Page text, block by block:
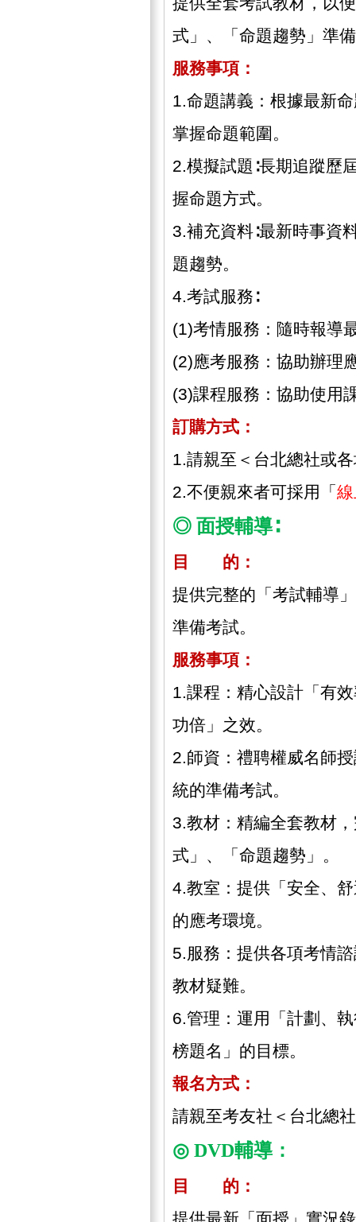
式」、「命題趨勢」準
服務事項：
1.命題講義：根據最新
掌握命題範圍。
2.模擬試題∶長期追蹤歷
握命題方式。
3.補充資料∶最新時事資
題趨勢。
4.考試服務∶
(1)考情服務：隨時報導
(2)應考服務：協助辦理
(3)課程服務：協助使
訂購方式：
1.請親至＜台北總社或
2.不便親來者可採用「
◎ 面授輔導∶
目 的：
提供完整的「考試輔導
準備考試。
服務事項：
1.課程：精心設計「有
功倍」之效。
2.師資：禮聘權威名師
統的準備考試。
3.教材：精編全套教材
式」、「命題趨勢」。
4.教室：提供「安全、
的應考環境。
5.服務：提供各項考情
教材疑難。
6.管理：運用「計劃、
榜題名」的目標。
報名方式：
請親至考友社＜台北總
◎ DVD輔導：
目 的：